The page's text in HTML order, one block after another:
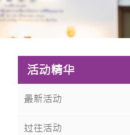
活动精华
最新活动
过往活动